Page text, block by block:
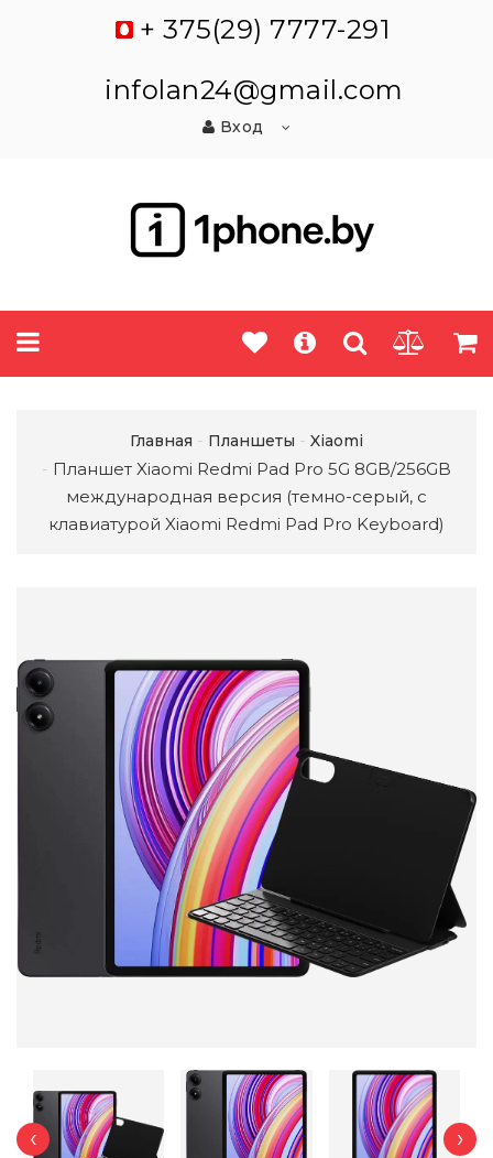
+ 375(29) 7777-291
infolan24@gmail.com
Вход
Главная Планшеты Xiaomi
Планшет Xiaomi Redmi Pad Pro 5G 8GB/256GB
международная версия (темно-серый, с
клавиатурой Xiaomi Redmi Pad Pro Keyboard)
‹ ›